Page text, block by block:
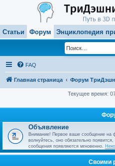
Статьи Форум Энциклопедия
FAQ
Главная страница Форум
Текущее время:
Объявление
Внимание! Первое ваше сообщение на
волнуйтесь, оно обязательно
сообщения появляются мгновенно.
Своими